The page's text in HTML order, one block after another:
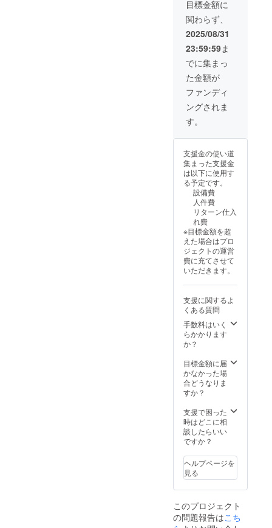
字のみ
・[注意
事項]：
※御支援
時に記
名する
お名
前・
ニック
ネーム
を備考
欄にご
■ お礼
メール
・ 記載
いただ
いた
メール
アドレ
謝の気
持ちを
込めて
お礼
メール
りしま
す。
す。 [注
意事項
②]参考
までに
現時点
でのご
希望の
サイ
ズ・生
地色を
記載い
ただけ
す。※こ
の時点
では注
文サイ
ズ・生
地色は
確定さ
れない
ためご
安心く
ださ
い。
■ 動画
記名 ・
Volcano
Cupの
SNSに
あげる
お礼動
画でご
指定の
ニック
ネーム
を記載
・[掲載
期間]：
事業が
存続す
る限り
掲載 ・
法]：文
字のみ
・[注意
事項]：
※御支援
をお送
りしま
す。
名する
お名
前・
ニック
ネーム
を備考
欄にご
記入く
ださ
い。
■ お礼
いただ
いた
メール
アドレ
スに感
謝の気
持ちを
込めて
お礼
メール
をお送
りしま
す。
掲載 ・
[掲載方
法]：文
字のみ
・[注意
事項]：
※プラッ
ト
フォー
ムへの
記名と
御支援
画へ記
名する
お名
前・
ニック
ネーム
も別途
にご記
入くだ
さい。
■ お礼
メール
・ 記載
いた
メール
アドレ
スに感
謝の気
込めて
お礼
メール
をお送
す。
時、必
ず備考
欄に掲
載ご希
望の企
業名を
ご記入
くださ
い。 [注
意事項]
ロゴや
画像の
しにつ
いて
は、支
援後に
お送り
する
メール
認くだ
さい。
※金額の
大小に
応じて
掲載場
きさが
変わる
可能性
があり
ます
でスポ
ンサー
紹介
我々の
ページ
とSNS
で2025
年度の
スポン
サーと
して紹
介いた
す。 [掲
載期間]
島避難
港5番
[クロー
ジング
パー
ティー
日時] 9
月23日
（火）
16:30 ~
[クロー
ティ設
場所] 桜
島シー
サイド
ホテル
テラス
※詳細は
支援後
ルでや
り取り
できれ
ば幸い
です。
■ ログ
下の場
面でロ
ゴまた
は企業
名を掲
します
・ 2025
年公式
大会T
（※本ク
ラウド
ファン
ディン
Volcano
Cupオ
リジナ
ルTシャ
異なり
ます）
会動画
は主に
我々の
SNSで
発信予
定で
す。 [掲
載期間]
事業が
存続す
る限り
支援
考欄に
掲載ご
希望の
企業名
の提出
をお願
いしま
■ 大会
時フラ
グ設置/
ブース
出展用
スペー
大会開
催日全
日とク
ロージ
ング
ティー
にてフ
ラグの
設置お
展ス
ペース
を提供
[大会開
月19日
（金）
、20日
（土）
（月）
、23日
目標金額に
関わらず、
2025/08/31
23:59:59ま
でに集まっ
た金額が
ファンディ
ングされま
す。
支援金の使い道
集まった支援金
は以下に使用す
る予定です。
設備費
人件費
リターン仕入
れ費
※目標金額を超
えた場合はプロ
ジェクトの運営
費に充てさせて
いただきます。
支援に関するよ
くある質問
手数料はいく
らかかります
か？
目標金額に届
かなかった場
合どうなりま
すか？
支援で困った
時はどこに相
談したらいい
ですか？
ヘルプページを
見る
このプロジェクト
の問題報告はこち